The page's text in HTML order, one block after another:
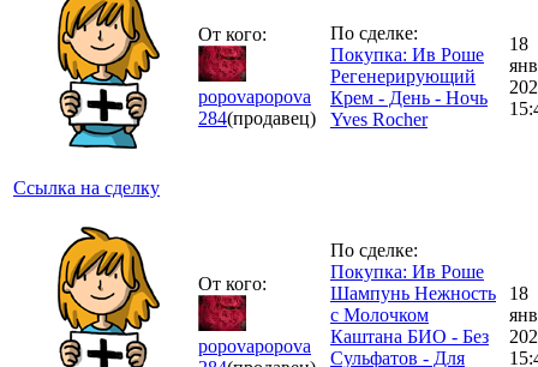
Ссылка на сделку
От кого:
popovapopova
284(продавец)
По сделке:
Покупка: Ив Роше
Регенерирующий
Крем - День - Ночь
Yves Rocher
18
янв
От кого:
popovapopova
По сделке:
Покупка: Ив Роше
Шампунь Нежность
с Молочком
Каштана БИО - Без
Cульфатов - Для
18
янв